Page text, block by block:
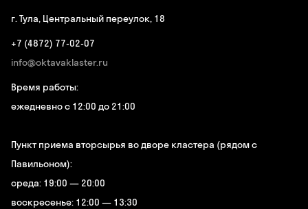
г. Тула, Центральный переулок, 18
+7 (4872) 77-02-07
info@oktavaklaster.ru
Время работы:
ежедневно с 12:00 до 21:00
Пункт приема вторсырья во дворе кластера (рядом с
Павильоном):
среда: 19:00 — 20:00
воскресенье: 12:00 — 13:30